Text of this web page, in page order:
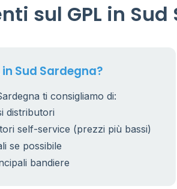
sul GPL in
Sud Sardegna?
ti consigliamo di:
distributori
self-service (prezzi più bassi)
se possibile
bandiere